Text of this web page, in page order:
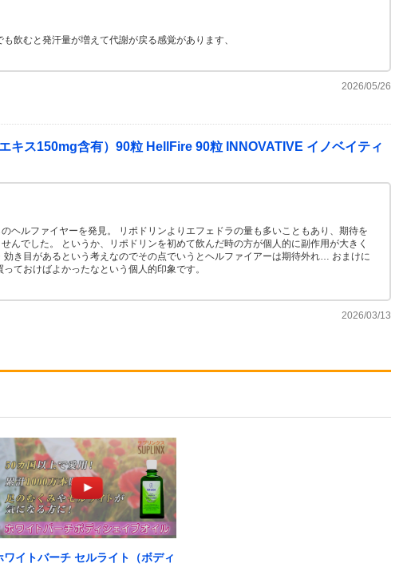
飲むと発汗量が増えて代謝が戻る感覚があります、
2026/05/26
キス150mg含有）90粒 HellFire 90粒 INNOVATIVE イノベイティ
ヘルファイヤーを発見。 リポドリンよりエフェドラの量も多いこともあり、期待を
んでした。 というか、リポドリンを初めて飲んだ時の方が個人的に副作用が大きく
き目があるという考えなのでその点でいうとヘルファイアーは期待外れ… おまけに
ておけばよかったなという個人的印象です。
2026/03/13
ワイトバーチ セルライト（ボディ